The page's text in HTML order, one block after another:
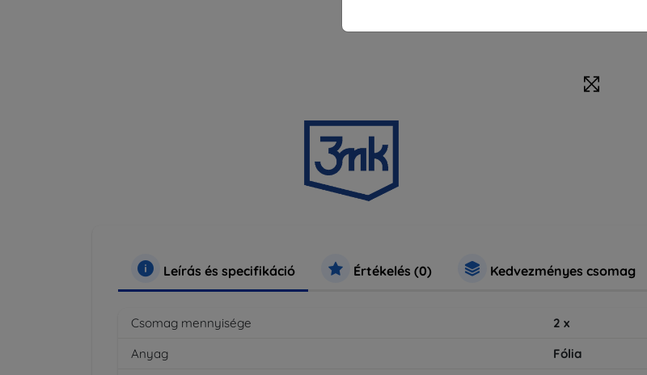
Leírás és specifikáció Értékelés (0) Kedvezményes csomag
Csomag mennyisége 2 x
Anyag
Fólia